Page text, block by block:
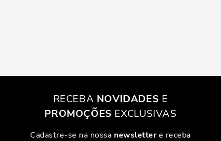
RECEBA NOVIDADES E
PROMOÇÕES EXCLUSIVAS
Cadastre-se na nossa newslettere receba